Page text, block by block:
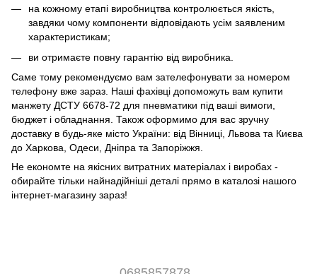
на кожному етапі виробництва контролюється якість,
завдяки чому компоненти відповідають усім заявленим
характеристикам;
ви отримаєте повну гарантію від виробника.
Саме тому рекомендуємо вам зателефонувати за номером
телефону вже зараз. Наші фахівці допоможуть вам купити
манжету ДСТУ 6678-72 для пневматики під ваші вимоги,
бюджет і обладнання. Також оформимо для вас зручну
доставку в будь-яке місто України: від Вінниці, Львова та Києва
до Харкова, Одеси, Дніпра та Запоріжжя.
Не економте на якісних витратних матеріалах і виробах -
обирайте тільки найнадійніші деталі прямо в каталозі нашого
інтернет-магазину зараз!